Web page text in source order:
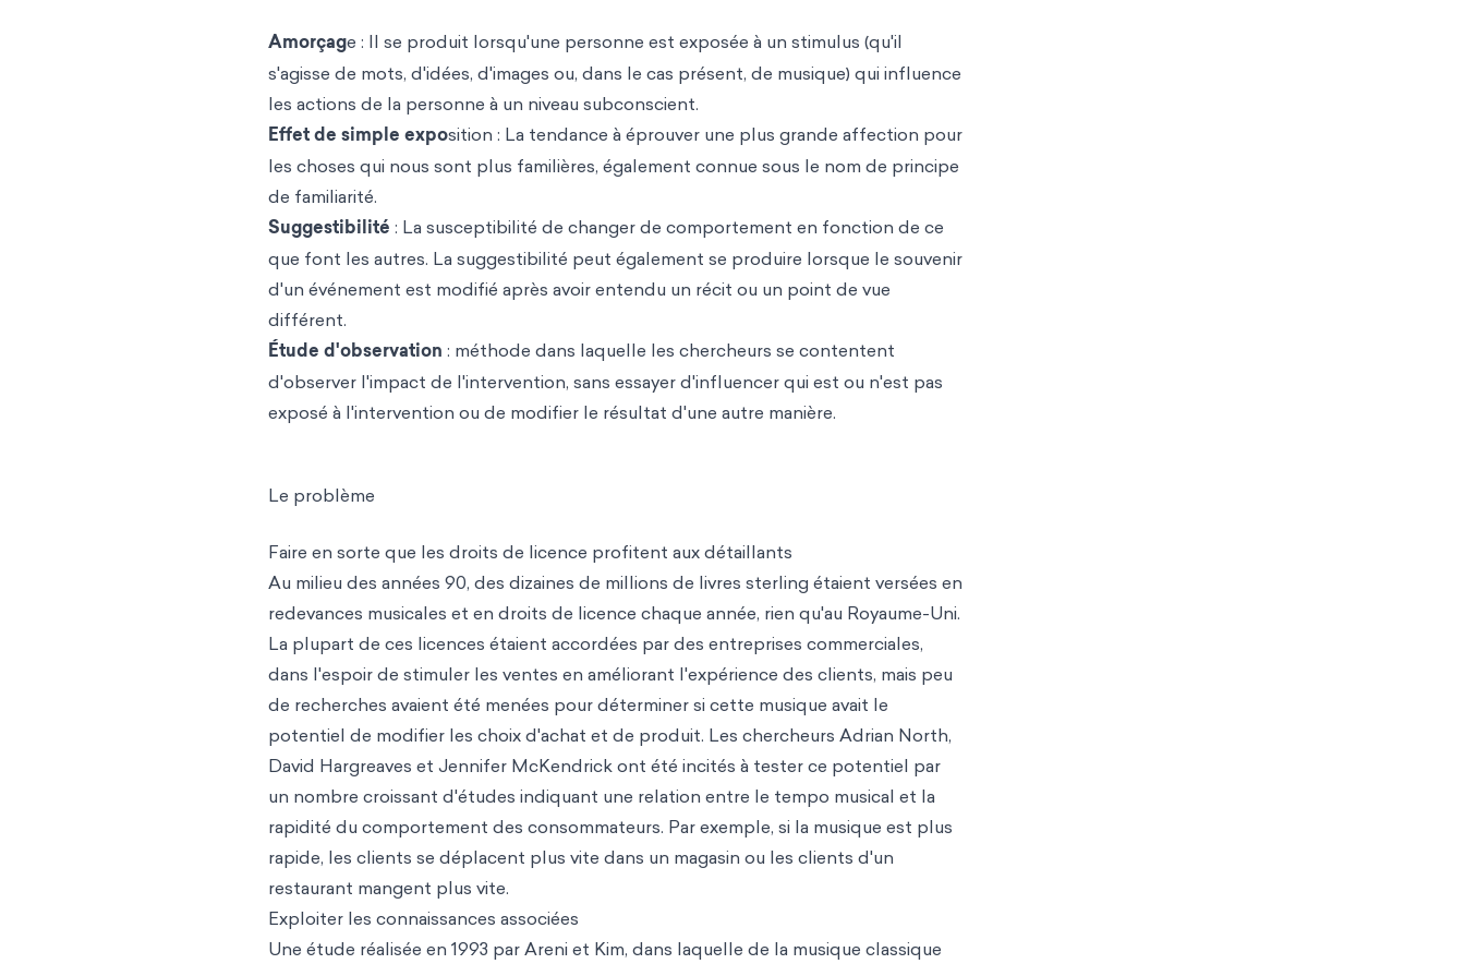
Amorçage : Il se produit lorsqu'une personne est exposée à un stimulus (qu'il
s'agisse de mots, d'idées, d'images ou, dans le cas présent, de musique) qui influence
les actions de la personne à un niveau subconscient.
Effet de simple exposition : La tendance à éprouver une plus grande affection pour
les choses qui nous sont plus familières, également connue sous le nom de principe
de familiarité.
Suggestibilité : La susceptibilité de changer de comportement en fonction de ce
que font les autres. La suggestibilité peut également se produire lorsque le souvenir
d'un événement est modifié après avoir entendu un récit ou un point de vue
différent.
Étude d'observation : méthode dans laquelle les chercheurs se contentent
d'observer l'impact de l'intervention, sans essayer d'influencer qui est ou n'est pas
exposé à l'intervention ou de modifier le résultat d'une autre manière.
Le problème
Faire en sorte que les droits de licence profitent aux détaillants
Au milieu des années 90, des dizaines de millions de livres sterling étaient versées en
redevances musicales et en droits de licence chaque année, rien qu'au Royaume-Uni.
La plupart de ces licences étaient accordées par des entreprises commerciales,
dans l'espoir de stimuler les ventes en améliorant l'expérience des clients, mais peu
de recherches avaient été menées pour déterminer si cette musique avait le
potentiel de modifier les choix d'achat et de produit. Les chercheurs Adrian North,
David Hargreaves et Jennifer McKendrick ont été incités à tester ce potentiel par
un nombre croissant d'études indiquant une relation entre le tempo musical et la
rapidité du comportement des consommateurs. Par exemple, si la musique est plus
rapide, les clients se déplacent plus vite dans un magasin ou les clients d'un
restaurant mangent plus vite.
Exploiter les connaissances associées
Une étude réalisée en 1993 par Areni et Kim, dans laquelle de la musique classique